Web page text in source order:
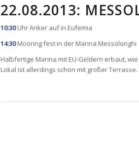
22.08.2013:
10:30Uhr Anker auf in Eufemia
14:30Mooring fest in der Marina Messolonghi
Halbfertige Marina mit EU-Geldern erbaut,
Lokal ist allerdings schön mit großer Terrasse.